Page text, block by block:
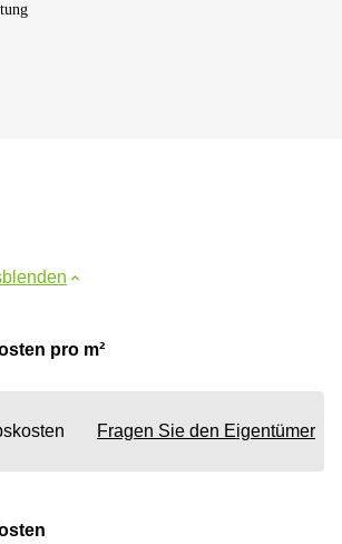
pro m²
Fragen Sie den Eigentümer